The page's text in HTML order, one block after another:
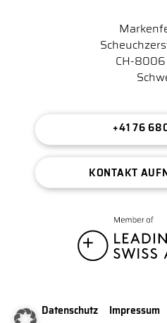
CH-
+41 76
KONTAKT
Datenschutz Impressum